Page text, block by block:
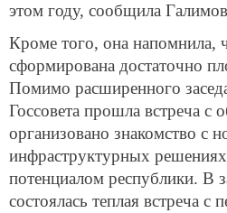
этом году, сообщила
Кроме того, она напомнила,
сформирована достаточно
Помимо расширенного
Госсовета прошла встреча с
организовано знакомство с
инфраструктурных
потенциалом республики. В
состоялась теплая встреча